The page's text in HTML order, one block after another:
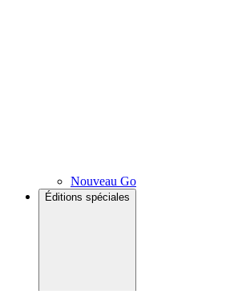
Nouveau Go
Éditions spéciales